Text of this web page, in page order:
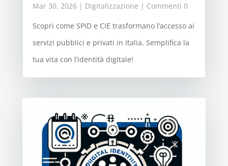
Mar 30, 2026| Digitalizzazione | Commenti 0
Scopri come SPID e CIE trasformano l’accesso ai
servizi pubblici e privati in Italia. Semplifica la
tua vita con l’identità digitale!